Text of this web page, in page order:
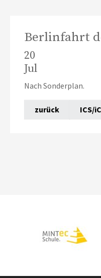
Berlinfahrt
20
Jul
Nach Sonderplan.
zurück ICS/